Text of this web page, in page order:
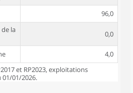
96,0
la
0,0
4,0
et RP2023, exploitations
01/01/2026.